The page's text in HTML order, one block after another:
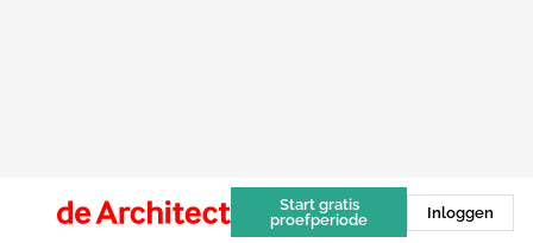
Start gratis
proefperiode
Inloggen